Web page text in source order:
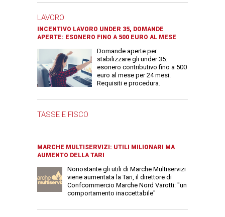
LAVORO
INCENTIVO LAVORO UNDER 35, DOMANDE
APERTE: ESONERO FINO A 500 EURO AL MESE
Domande aperte per
stabilizzare gli under 35:
esonero contributivo fino a 500
euro al mese per 24 mesi.
Requisiti e procedura.
TASSE E FISCO
MARCHE MULTISERVIZI: UTILI MILIONARI MA
AUMENTO DELLA TARI
Nonostante gli utili di Marche Multiservizi
viene aumentata la Tari, il direttore di
Confcommercio Marche Nord Varotti: "un
comportamento inaccettabile"